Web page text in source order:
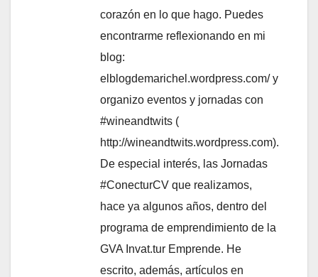
corazón en lo que hago. Puedes
encontrarme reflexionando en mi
blog:
elblogdemarichel.wordpress.com/ y
organizo eventos y jornadas con
#wineandtwits (
http://wineandtwits.wordpress.com).
De especial interés, las Jornadas
#ConecturCV que realizamos,
hace ya algunos años, dentro del
programa de emprendimiento de la
GVA Invat.tur Emprende. He
escrito, además, artículos en